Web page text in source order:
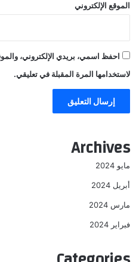
الموقع الإلكتروني
احفظ اسمي، بريدي الإلكتروني،
لاستخدامها المرة المقبلة في تعليقي.
Archives
مايو 2024
أبريل 2024
مارس 2024
فبراير 2024